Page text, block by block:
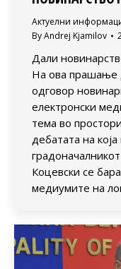
Актуелни
ByAndrej Kjamilov
Дали
На ова прашање
одговор
електронски
тема во
дебатата на
Коцевски се
медиумите на